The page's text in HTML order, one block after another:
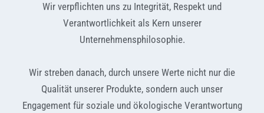
Wir verpflichten uns zu Integrität, Respekt und
Verantwortlichkeit als Kern unserer
Unternehmensphilosophie.
Wir streben danach, durch unsere Werte nicht nur die
Qualität unserer Produkte, sondern auch unser
Engagement für soziale und ökologische Verantwortung